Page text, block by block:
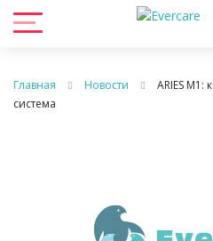
Главная Новости
ARIES
система